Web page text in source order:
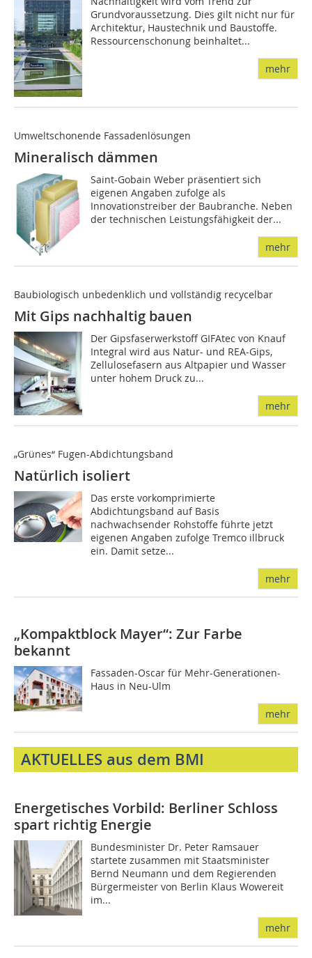
Grundvoraussetzung. Dies gilt nicht nur für
Architektur, Haustechnik und Baustoffe.
Ressourcenschonung beinhaltet...
mehr
Umweltschonende Fassadenlösungen
Mineralisch dämmen
Saint-Gobain Weber präsentiert sich
eigenen Angaben zufolge als
Innovationstreiber der Baubranche. Neben
der technischen Leistungsfähigkeit der...
mehr
Baubiologisch unbedenklich und vollständig recycelbar
Mit Gips nachhaltig bauen
Der Gipsfaserwerkstoff GIFAtec von Knauf
Integral wird aus Natur- und REA-Gips,
Zellulosefasern aus Altpapier und Wasser
unter hohem Druck zu...
mehr
„Grünes“ Fugen-Abdichtungsband
Natürlich isoliert
Das erste vorkomprimierte
Abdichtungsband auf Basis
nachwachsender Rohstoffe führte jetzt
eigenen Angaben zufolge Tremco illbruck
ein. Damit setze...
mehr
„Kompaktblock Mayer“: Zur Farbe
bekannt
Fassaden-Oscar für Mehr-Generationen-
Haus in Neu-Ulm
mehr
AKTUELLES aus dem BMI
Energetisches Vorbild: Berliner Schloss
spart richtig Energie
Bundesminister Dr. Peter Ramsauer
startete zusammen mit Staatsminister
Bernd Neumann und dem Regierenden
Bürgermeister von Berlin Klaus Wowereit
im...
mehr